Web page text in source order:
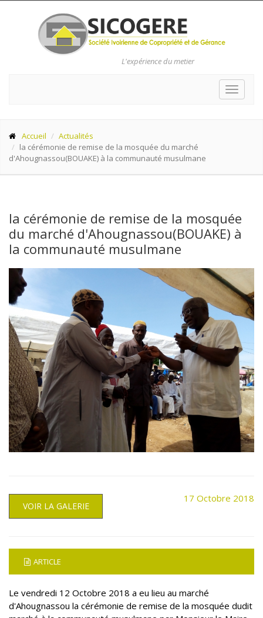
L'expérience du metier
Toggle
Accueil
Actualités
la cérémonie de remise de la mosquée du marché
d'Ahougnassou(BOUAKE) à la communauté musulmane
la cérémonie de remise de la mosquée
du marché d'Ahougnassou(BOUAKE) à
la communauté musulmane
VOIR LA GALERIE
17 Octobre 2018
ARTICLE
Le vendredi 12 Octobre 2018 a eu lieu au marché
d'Ahougnassou la cérémonie de remise de la mosquée dudit